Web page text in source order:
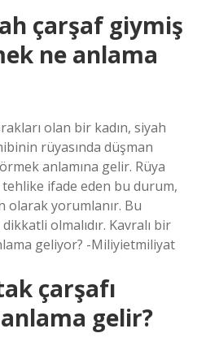
çarşaf giymiş
ne anlama
olan bir kadın, siyah
rüyasında düşman
anlamına gelir. Rüya
ifade eden bu durum,
olarak yorumlanır. Bu
olmalıdır. Kavralı bir
geliyor? -Miliyietmiliyat
çarşafı
gelir?